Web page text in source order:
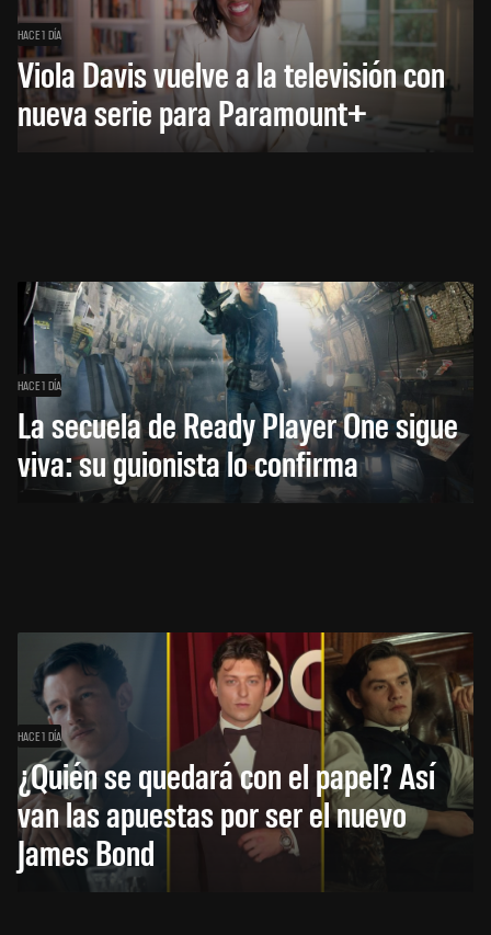
HACE 1 DÍA
Viola Davis vuelve a la televisión con
nueva serie para Paramount+
HACE 1 DÍA
La secuela de Ready Player One sigue
viva: su guionista lo confirma
HACE 1 DÍA
¿Quién se quedará con el papel? Así
van las apuestas por ser el nuevo
James Bond